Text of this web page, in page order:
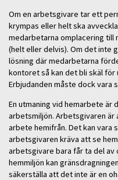
Om en arbetsgivare tar ett
krympas eller helt ska
medarbetarna omplacering till
(helt eller delvis). Om det inte
lösning där medarbetarna
kontoret så kan det bli skäl
Erbjudanden måste dock vara
En utmaning vid hemarbete är
arbetsmiljön. Arbetsgivaren är
arbete hemifrån. Det kan vara
arbetsgivaren kräva att se
arbetsgivare bara får ta del av
hemmiljön kan
säkerställa att det inte är en